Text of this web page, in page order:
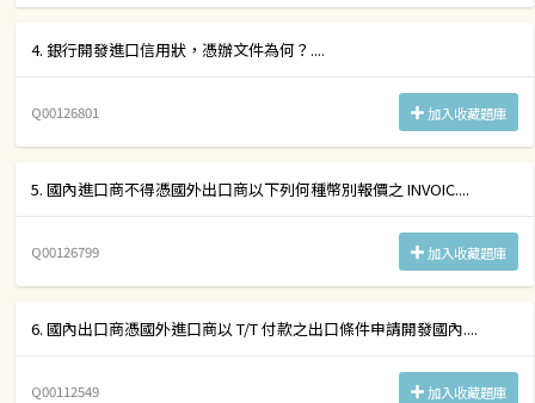
4. 銀行開發進口信用狀，憑辦文件為何？....
Q00126801 加入收藏題庫
5. 國內進口商不得憑國外出口商以下列何種幣別報價之 INVOIC....
Q00126799 加入收藏題庫
6. 國內出口商憑國外進口商以 T/T 付款之出口條件申請開發國內....
Q00112549 加入收藏題庫